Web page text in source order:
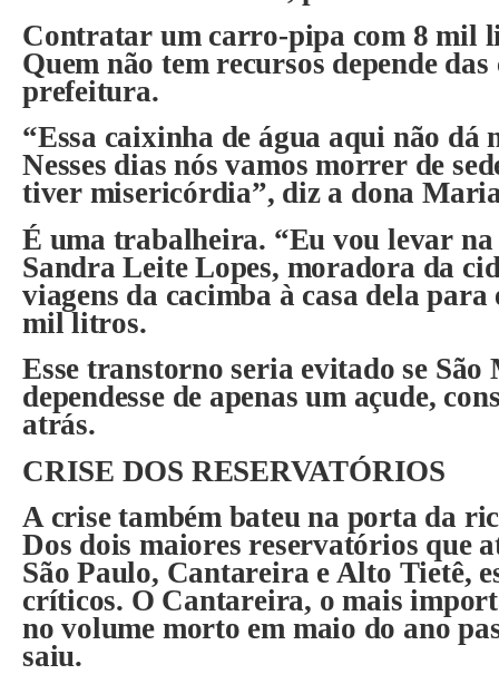
Contratar um carro-pipa com 8 mil
Quem não tem recursos depende
prefeitura.
“Essa caixinha de água aqui não dá
Nesses dias nós vamos morrer de
tiver misericórdia”, diz a dona
É uma trabalheira. “Eu vou levar na
Sandra Leite Lopes, moradora da
viagens da cacimba à casa dela para
mil litros.
Esse transtorno seria evitado se São
dependesse de apenas um açude,
atrás.
CRISE DOS RESERVATÓRIOS
A crise também bateu na porta da
Dos dois maiores reservatórios que
São Paulo, Cantareira e Alto Tietê,
críticos. O Cantareira, o mais
no volume morto em maio do ano
saiu.